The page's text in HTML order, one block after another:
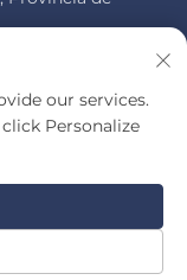
Bearing Co., Ltd.
our services.
Personalize